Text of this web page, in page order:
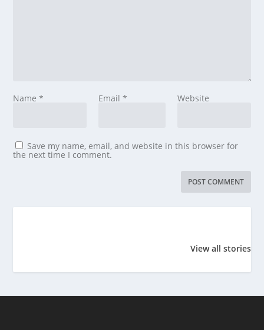
Name* Email * Website
Save my name, email, and website in this browser for
the next time I comment.
View all stories
इतिहासात
षटकार:
ठिकाणे
Mumbai)